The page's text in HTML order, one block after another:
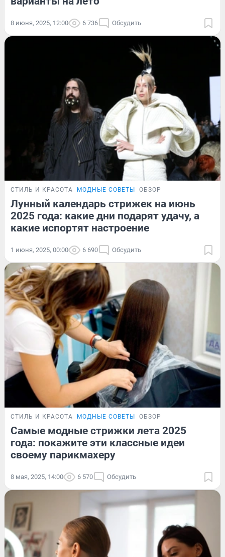
8 июня, 2025, 12:00 6 736 Обсудить
СТИЛЬ И КРАСОТА МОДНЫЕ СОВЕТЫ ОБЗОР
Лунный календарь стрижек на июнь
2025 года: какие дни подарят удачу, а
какие испортят настроение
1 июня, 2025, 00:00 6 690 Обсудить
СТИЛЬ И КРАСОТА МОДНЫЕ СОВЕТЫ ОБЗОР
Самые модные стрижки лета 2025
года: покажите эти классные идеи
своему парикмахеру
8 мая, 2025, 14:00 6 570 Обсудить